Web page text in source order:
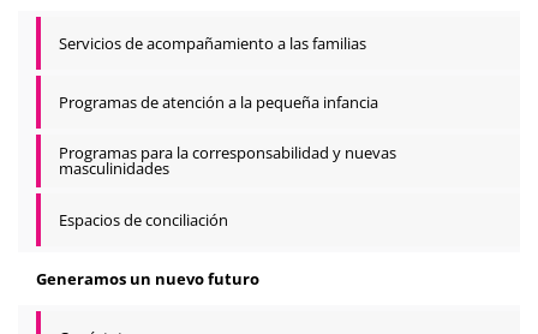
Servicios de acompañamiento a las familias
Programas de atención a la pequeña infancia
Programas para la corresponsabilidad y nuevas
masculinidades
Espacios de conciliación
Generamos un nuevo futuro